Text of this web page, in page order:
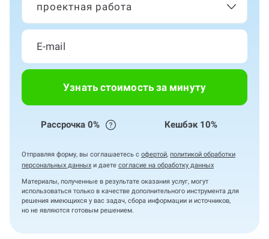
проектная работа
Узнать стоимость за минуту
Рассрочка 0% Кешбэк 10%
Отправляя форму, вы соглашаетесь с офертой, политикой обработки
персональных данных и даете согласие на обработку данных
Материалы, полученные в результате оказания услуг, могут
использоваться только в качестве дополнительного инструмента для
решения имеющихся у вас задач, сбора информации и источников,
но не являются готовым решением.